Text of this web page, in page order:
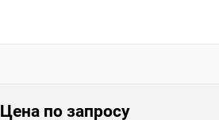
Цена по запросу